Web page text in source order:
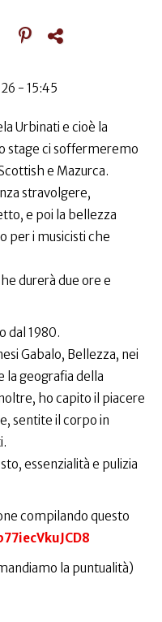
- 15:45
Urbinati e cioè la
stage ci soffermeremo
e Mazurca.
stravolgere,
e poi la bellezza
per i musicisti che
durerà due ore e
dal 1980.
Gabalo, Bellezza, nei
la geografia della
ho capito il piacere
sentite il corpo in
essenzialità e pulizia
compilando questo
la puntualità)